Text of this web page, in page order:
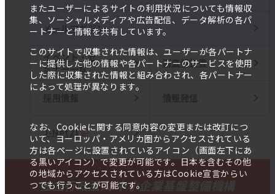
またユーザーによるサイトの利用状況についても情報収
集、ソーシャルメディアや広告配信、データ解析の各パ
ートナーと情報を共有しています。
このサイトで収集された情報は、ユーザーが各パートナ
ーに提供した他の情報や各パートナーのサービスを使用
した際に収集された情報と組み合わされ、各パートナー
によって処理が異なります。
なお、Cookieに関する同意内容の変更または改訂につ
いて、ヨーロッパ・アメリカ圏からアクセスされている
方は各ページに設置されているアイコン（画面左下にあ
る黒いアイコン）で変更が可能です。日本を含むその他
の地域からアクセスされている方はCookie宣言からい
つでも行うことが可能です。
メールマガジン
イベント・セ
ミナー一覧
調査報告書
J-Net21
独立行政法人 中小企業基盤整備機構